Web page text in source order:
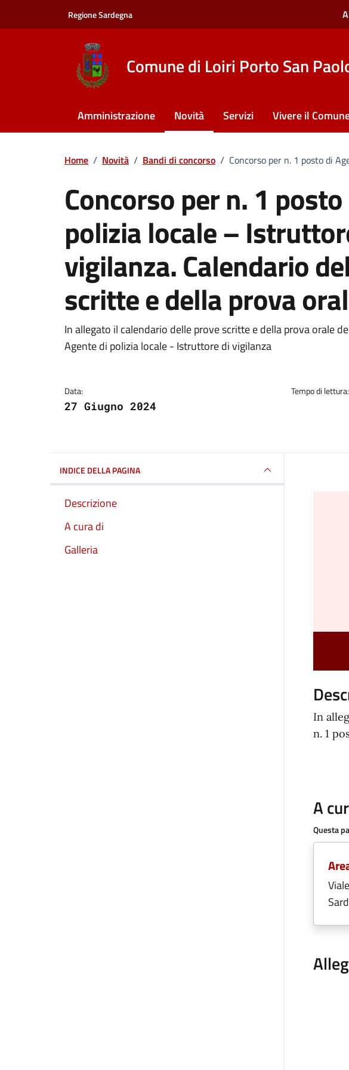
Regione Sardegna
Comune di Loiri Porto San
Amministrazione Novità Servizi Vivere il
Home / Novità / Bandi di concorso / Concorso per n. 1 posto di
Concorso per n. 1
polizia locale –
vigilanza. Calendario
scritte e della prova
Dettagli della notizia
In allegato il calendario delle prove scritte e della prova orale
Agente di polizia locale - Istruttore di vigilanza
Data:
27 Giugno 2024
Tempo di lettura:
INDICE DELLA PAGINA
Descrizione
A cura di
Galleria
In
n. 1
A
Questa